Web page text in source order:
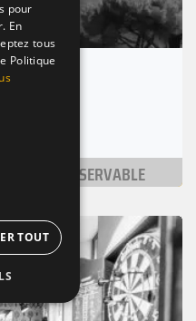
NON RÉSERVABLE
pour
En
tous
Politique
TOUT